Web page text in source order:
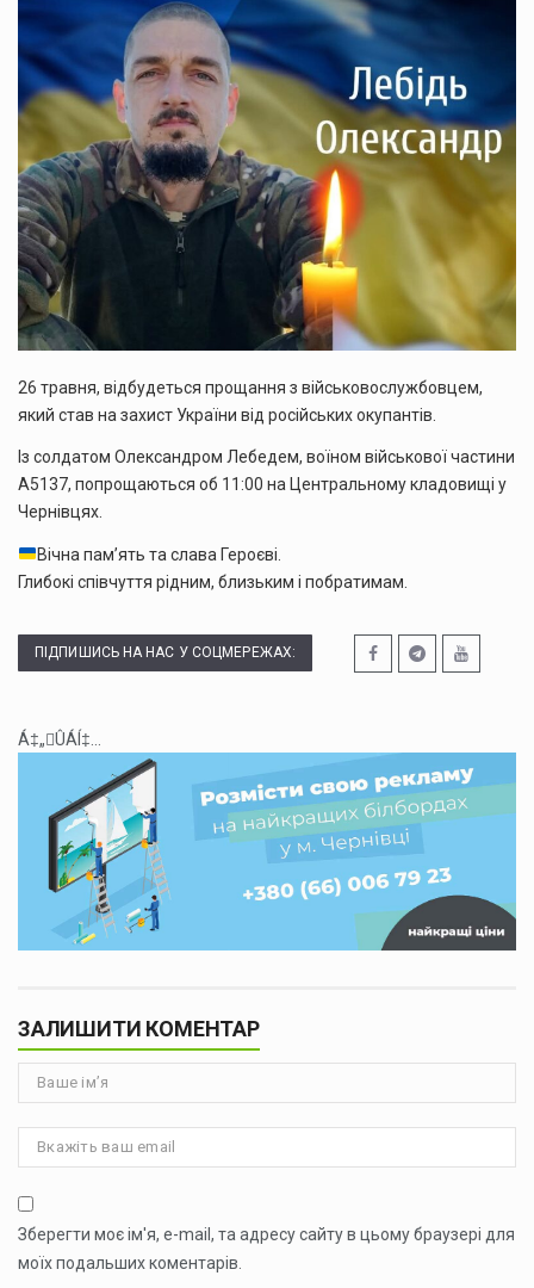
26 травня, відбудеться прощання з військовослужбовцем,
який став на захист України від російських окупантів.
Із солдатом Олександром Лебедем, воїном військової частини
А5137, попрощаються об 11:00 на Центральному кладовищі у
Чернівцях.
Вічна пам’ять та слава Героєві.
Глибокі співчуття рідним, близьким і побратимам.
ПІДПИШИСЬ НА НАС У СОЦМЕРЕЖАХ:
Á‡„ÛÁÍ‡...
ЗАЛИШИТИ КОМЕНТАР
Зберегти моє ім'я, e-mail, та адресу сайту в цьому браузері для
моїх подальших коментарів.